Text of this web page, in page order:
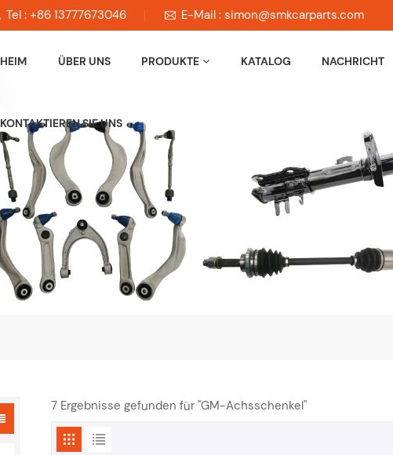
Tel : +86 13777673046 E-Mail : simon@smkcarparts.com
HEIM ÜBER UNS PRODUKTE KATALOG NACHRICHT
KONTAKTIEREN SIE UNS
7 Ergebnisse gefunden für "GM-Achsschenkel"